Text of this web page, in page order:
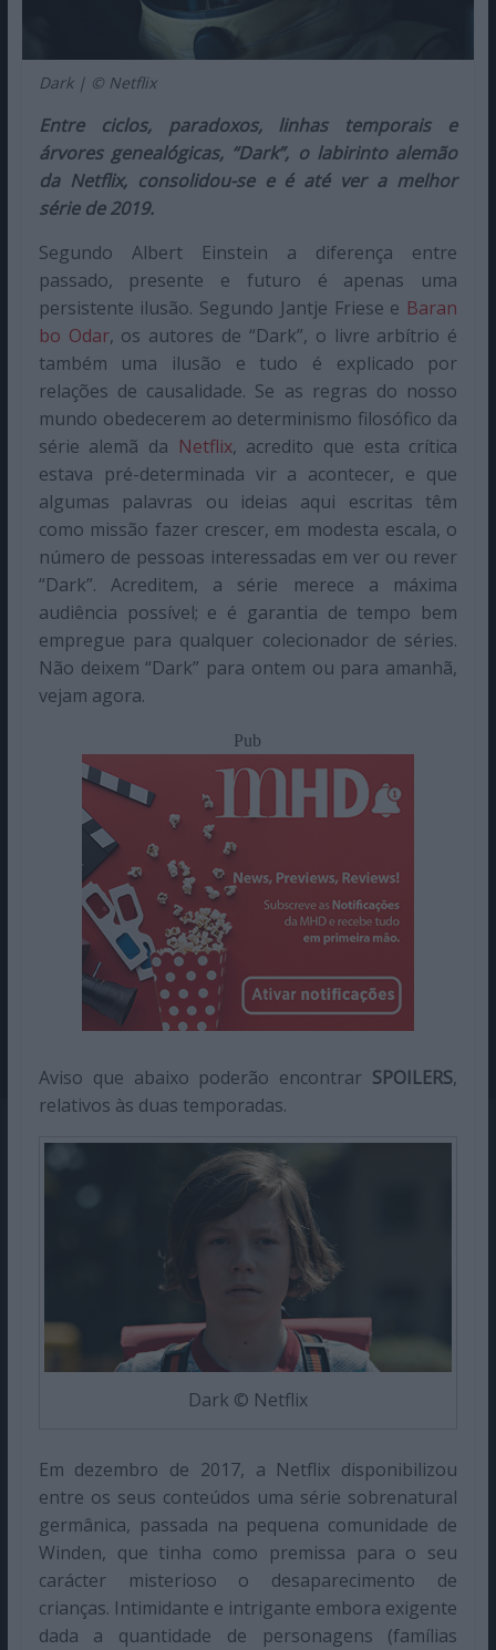
Dark | © Netflix
Entre ciclos, paradoxos, linhas temporais e
árvores genealógicas, “Dark”, o labirinto alemão
da Netflix, consolidou-se e é até ver a melhor
série de 2019.
Segundo Albert Einstein a diferença entre
passado, presente e futuro é apenas uma
persistente ilusão. Segundo Jantje Friese e Baran
bo Odar, os autores de “Dark”, o livre arbítrio é
também uma ilusão e tudo é explicado por
relações de causalidade. Se as regras do nosso
mundo obedecerem ao determinismo filosófico da
série alemã da Netflix, acredito que esta crítica
estava pré-determinada vir a acontecer, e que
algumas palavras ou ideias aqui escritas têm
como missão fazer crescer, em modesta escala, o
número de pessoas interessadas em ver ou rever
“Dark”. Acreditem, a série merece a máxima
audiência possível; e é garantia de tempo bem
empregue para qualquer colecionador de séries.
Não deixem “Dark” para ontem ou para amanhã,
vejam agora.
Pub
Aviso que abaixo poderão encontrar SPOILERS,
relativos às duas temporadas.
Dark © Netflix
Em dezembro de 2017, a Netflix disponibilizou
entre os seus conteúdos uma série sobrenatural
germânica, passada na pequena comunidade de
Winden, que tinha como premissa para o seu
carácter misterioso o desaparecimento de
crianças. Intimidante e intrigante embora exigente
dada a quantidade de personagens (famílias